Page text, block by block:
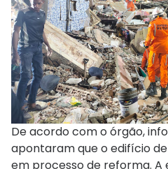
De acordo com o órgão,
apontaram que o edifício
em processo de reforma.